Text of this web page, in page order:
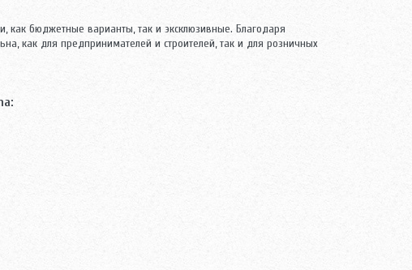
бюджетные варианты, так и эксклюзивные. Благодаря
как для предпринимателей и строителей, так и для розничных